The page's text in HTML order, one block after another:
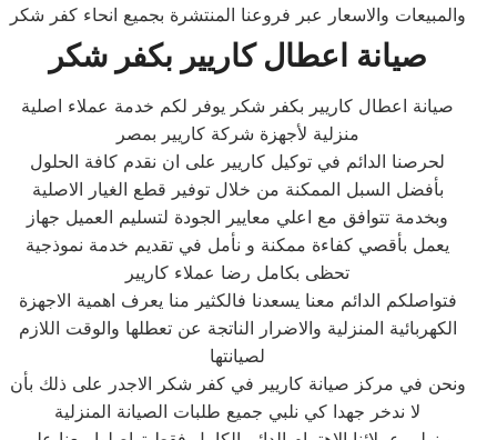
والمبيعات والاسعار عبر فروعنا المنتشرة بجميع انحاء كفر شكر
صيانة اعطال كاريير بكفر شكر
صيانة اعطال كاريير بكفر شكر يوفر لكم خدمة عملاء اصلية
منزلية لأجهزة شركة كاريير بمصر
لحرصنا الدائم في توكيل كاريير على ان نقدم كافة الحلول
بأفضل السبل الممكنة من خلال توفير قطع الغيار الاصلية
وبخدمة تتوافق مع اعلي معايير الجودة لتسليم العميل جهاز
يعمل بأقصي كفاءة ممكنة و نأمل في تقديم خدمة نموذجية
تحظى بكامل رضا عملاء كاريير
فتواصلكم الدائم معنا يسعدنا فالكثير منا يعرف اهمية الاجهزة
الكهربائية المنزلية والاضرار الناتجة عن تعطلها والوقت اللازم
لصيانتها
ونحن في مركز صيانة كاريير في كفر شكر الاجدر على ذلك بأن
لا ندخر جهدا كي نلبي جميع طلبات الصيانة المنزلية